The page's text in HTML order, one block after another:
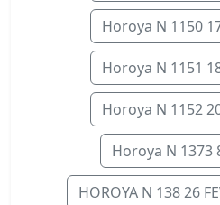
Horoya N 1150
Horoya N 1151
Horoya N 1152
Horoya N 1373
HOROYA N 138 26